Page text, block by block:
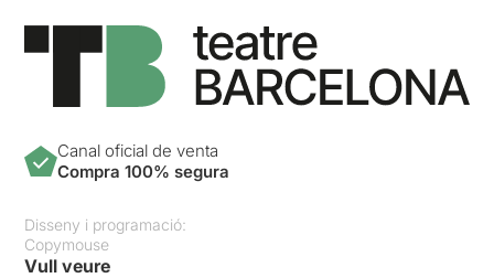
Canal oficial de venta
Compra 100% segura
Disseny i programació:
Copymouse
Vull veure